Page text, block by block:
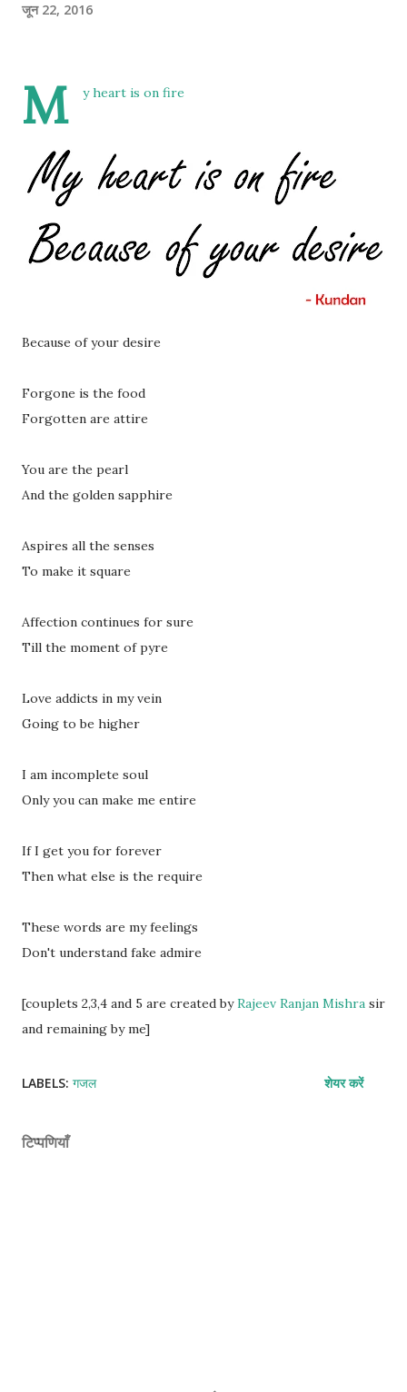
जून 22, 2016
M y heart is on fire
Because of your desire
Forgone is the food
Forgotten are attire
You are the pearl
And the golden sapphire
Aspires all the senses
To make it square
Affection continues for sure
Till the moment of pyre
Love addicts in my vein
Going to be higher
I am incomplete soul
Only you can make me entire
If I get you for forever
Then what else is the require
These words are my feelings
Don't understand fake admire
[couplets 2,3,4 and 5 are created byRajeev Ranjan Mishra sir
and remaining by me]
LABELS: गजल शेयर करें
टिप्पणियाँ